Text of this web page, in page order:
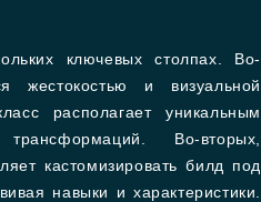
ключевых столпах. Во-
жестокостью и визуальной
располагает уникальным
Во-вторых,
кастомизировать билд под
навыки и характеристики.